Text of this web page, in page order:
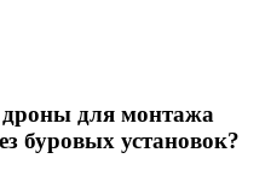
для монтажа
буровых установок?